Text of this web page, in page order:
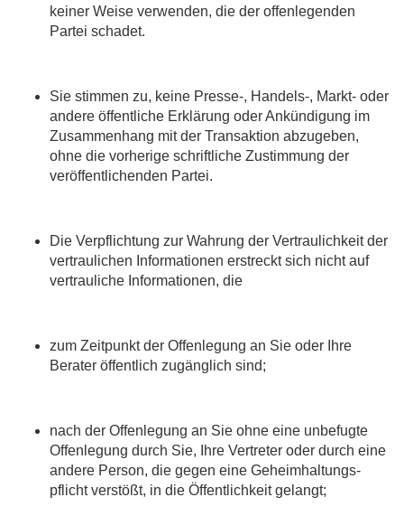
keiner Weise verwenden, die der offenlegenden
Partei schadet.
Sie stimmen zu, keine Presse-, Handels-, Markt- oder
andere öffentliche Erklärung oder Ankündigung im
Zusammenhang mit der Transaktion abzugeben,
ohne die vorherige schriftliche Zustimmung der
veröffentlichenden Partei.
Die Verpflichtung zur Wahrung der Vertraulichkeit der
vertraulichen Informationen erstreckt sich nicht auf
vertrauliche Informationen, die
zum Zeitpunkt der Offenlegung an Sie oder Ihre
Berater öffentlich zugänglich sind;
nach der Offenlegung an Sie ohne eine unbefugte
Offenlegung durch Sie, Ihre Vertreter oder durch eine
andere Person, die gegen eine Geheimhaltungs-
pflicht verstößt, in die Öffentlichkeit gelangt;